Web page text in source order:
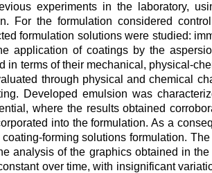
experiments in the laboratory,
For the formulation considered
formulation solutions were studied:
application of coatings by the
in terms of their mechanical, physical-
through physical and chemical
Developed emulsion was
where the results obtained
into the formulation. As a
forming solutions formulation.
analysis of the graphics obtained in
over time, with insignificant